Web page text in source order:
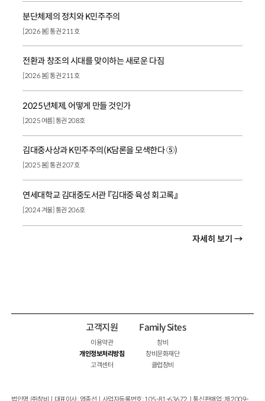
분단체제의 정치와 K민주주의
[2026 봄] 통권 211호
전환과 창조의 시대를 맞이하는 새로운 다짐
[2026 봄] 통권 211호
2025년체제, 어떻게 만들 것인가
[2025 여름] 통권 208호
김대중사상과 K민주주의(K담론을 모색한다 ⑤)
[2025 봄] 통권 207호
연세대학교 김대중도서관 『김대중 육성 회고록』
[2024 겨울] 통권 206호
자세히 보기 →
고객지원
이용약관
개인정보처리방침
고객센터
Family Sites
창비
창비문화재단
클럽창비
법인명 : ㈜창비ㅣ대표이사 : 염종선ㅣ사업자등록번호 : 105-81-63672ㅣ통신판매업 : 제 2009-